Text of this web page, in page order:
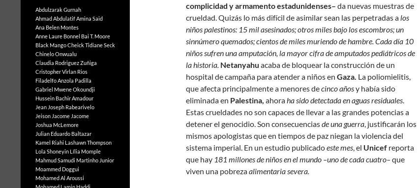
complicidad y armamento estadunidenses– da nuevas muestras de
crueldad. Quizás lo más difícil de asimilar sean las perpetradas a los
niños palestinos: 15 mil asesinados; otros miles bajo los escombros; un
sinnúmero quemados; cientos de miles muriendo de hambre. Cada día 10
niños sufren una amputación, la mayor cifra de amputados pediátricos de
la historia. Netanyahu acaba de bloquear la construcción de un
hospital de campaña para atender a niños en Gaza. La poliomielitis,
que afecta principalmente a menores decinco añosy había sido
eliminada en Palestina, ahoraha sido detectada en aguas residuales.
Estas crueldades no son capaces de llevar a las grandes potencias a
detener el genocidio. Son consecuenciasde una guerra, justificarán los
mismos apologistas que en tiempos de paz niegan la violencia del
sistema imperial. En un estudio publicadoeste mes, el Unicef reporta
que hay 181 millones de niños en el mundo –uno de cada cuatro–que
viven una pobrezaalimentaria severa.
Abdulzarak Gurnah
Ahmad AbdulatifAmina Said
Ana Belen Montes
Anne Laure Bonnel Bai T. Moore
Black MangoCheick Tidiane Seck
Chinelo Onwualu
Claudia Rodriguez Zuñiga
Cristopher Virlan Rios
Filadelfo Anzola Padilla
Gabriel Mwene Okoundji
Hussein Bachir Amadour
Jean Joseph Rabearivelo
Jeison Jacome Jacome
Joshua McLemore
Julian Eduardo Baltazar
Kamel Riahi Lashawn Thompson
Lola Shoneyin Lília Momple
Mahmud Samudi Martinho Junior
Moammed Doggui
Mohamed Al Aroussi